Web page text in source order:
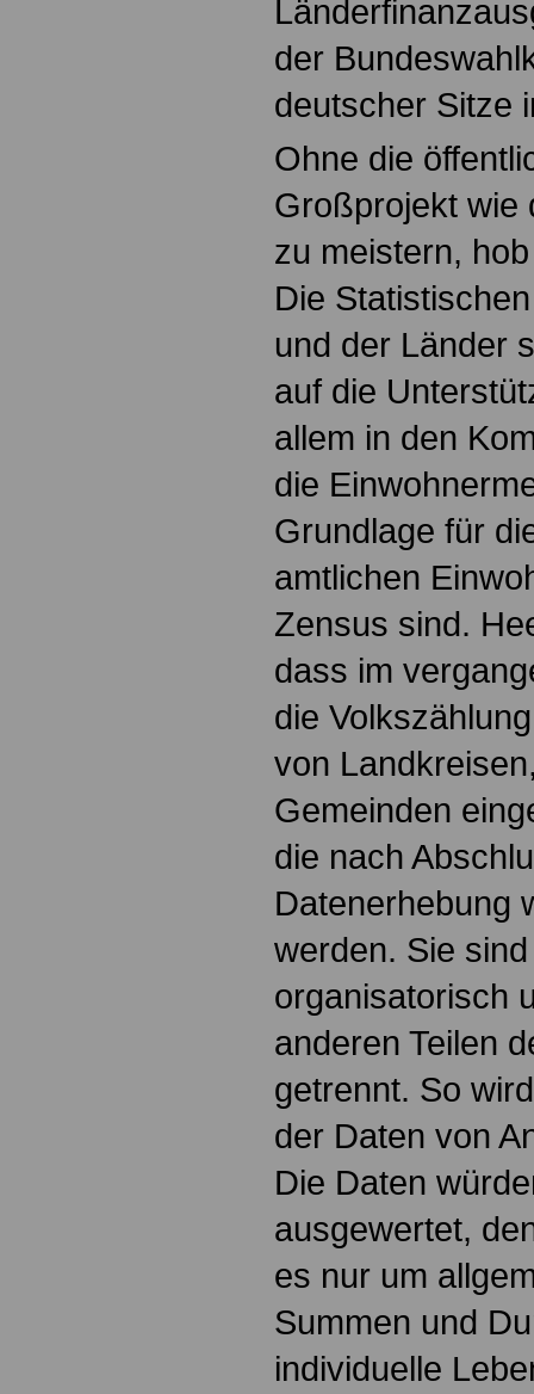
der
deutscher Sitze
Ohne die
Großprojekt wie
zu meistern,
Die
und der Länder
auf die
allem in den
die
Grundlage für
amtlichen
Zensus sind.
dass im
die
von
Gemeinden
die nach
Datenerhebung
werden. Sie
organisatorisch
anderen Teilen
getrennt. So
der Daten von
Die Daten
ausgewertet,
es nur um
Summen und
individuelle